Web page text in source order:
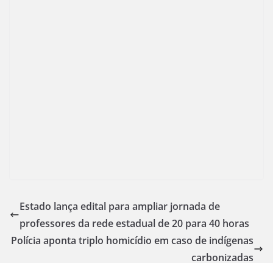
Estado lança edital para ampliar jornada de
professores da rede estadual de 20 para 40 horas
Polícia aponta triplo homicídio em caso de indígenas
carbonizadas